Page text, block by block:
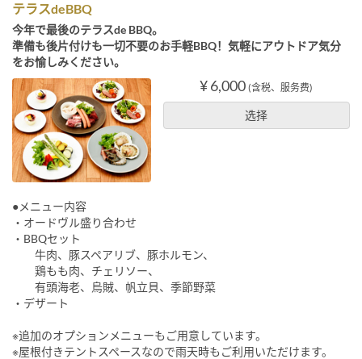
テラスdeBBQ
今年で最後のテラスde BBQ。
準備も後片付けも一切不要のお手軽BBQ！気軽にアウトドア気分
をお愉しみください。
¥ 6,000 (含税、服务费)
选择
●メニュー内容
・オードヴル盛り合わせ
・BBQセット
牛肉、豚スペアリブ、豚ホルモン、
鶏もも肉、チェリソー、
有頭海老、烏賊、帆立貝、季節野菜
・デザート
※追加のオプションメニューもご用意しています。
※屋根付きテントスペースなので雨天時もご利用いただけます。